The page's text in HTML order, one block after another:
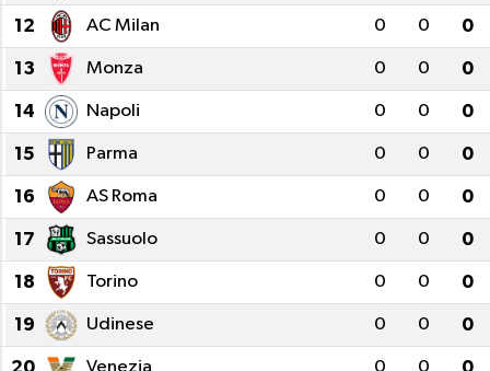
12 AC Milan 0 0 0
13 Monza 0 0 0
14 Napoli 0 0 0
15 Parma 0 0 0
16 AS Roma 0 0 0
17 Sassuolo 0 0 0
18 Torino 0 0 0
19 Udinese 0 0 0
20 Venezia 0 0 0